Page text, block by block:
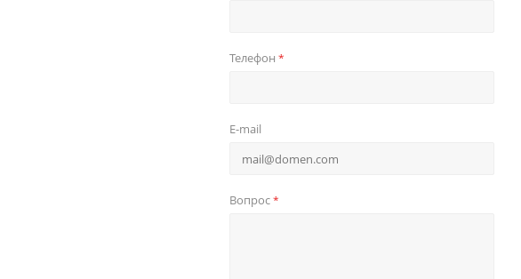
Телефон *
E-mail
Вопрос*